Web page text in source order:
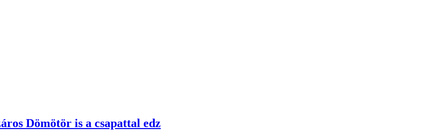
Dömötör is a csapattal edz